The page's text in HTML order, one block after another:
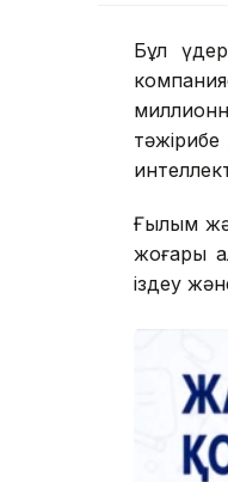
Бұл
Ғылым
жоғары
іздеу